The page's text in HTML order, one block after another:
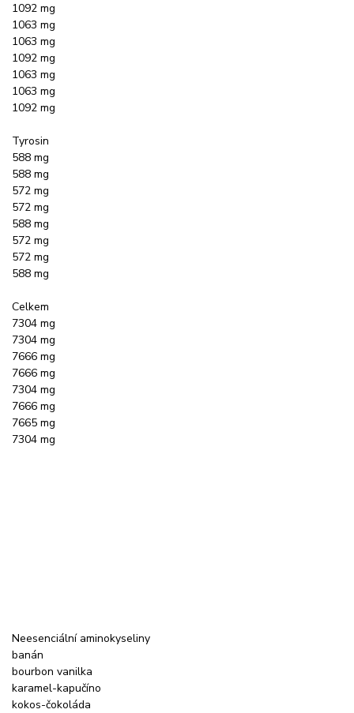
1092 mg
1063 mg
1063 mg
1092 mg
1063 mg
1063 mg
1092 mg
Tyrosin
588 mg
588 mg
572 mg
572 mg
588 mg
572 mg
572 mg
588 mg
Celkem
7304 mg
7304 mg
7666 mg
7666 mg
7304 mg
7666 mg
7665 mg
7304 mg
Neesenciální aminokyseliny
banán
bourbon vanilka
karamel-kapučíno
kokos-čokoláda